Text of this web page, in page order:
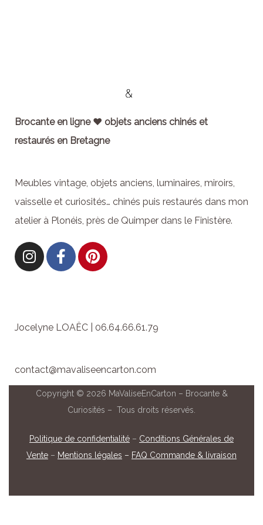
Brocante en ligne ♥ objets anciens chinés et
restaurés en Bretagne
Meubles vintage, objets anciens, luminaires, miroirs,
vaisselle et curiosités… chinés puis restaurés dans mon
atelier à Plonéis, près de Quimper dans le Finistère.
Jocelyne LOAËC | 06.64.66.61.79
contact@mavaliseencarton.com
Copyright © 2026 MaValiseEnCarton – Brocante &
Curiosités – Tous droits réservés.
Politique de confidentialité – Conditions Générales de
Vente – Mentions légales – FAQ Commande & livraison